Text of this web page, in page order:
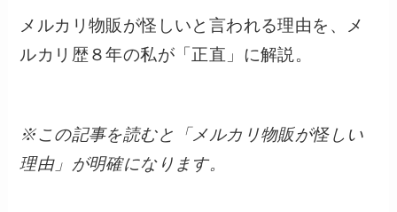
メルカリ物販が怪しいと言われる理由を、メ
ルカリ歴８年の私が「正直」に解説。
※この記事を読むと「メルカリ物販が怪しい
理由」が明確になります。